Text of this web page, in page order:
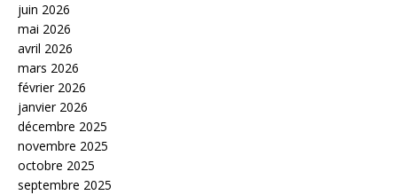
juin 2026
mai 2026
avril 2026
mars 2026
février 2026
janvier 2026
décembre 2025
novembre 2025
octobre 2025
septembre 2025